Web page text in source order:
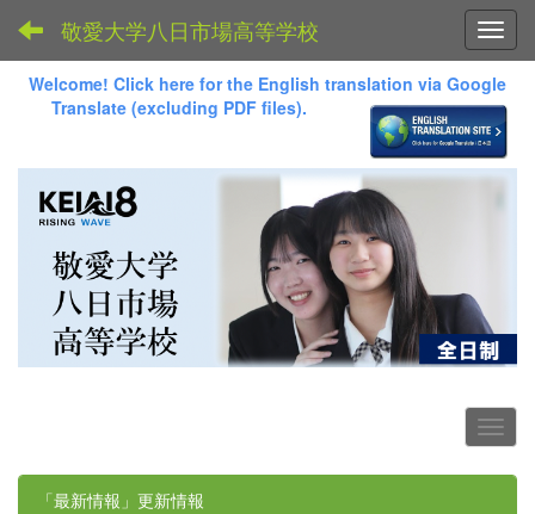
敬愛大学八日市場高等学校
Welcome! Click here for the English translation via Google
Translate (excluding PDF files).
「最新情報」更新情報